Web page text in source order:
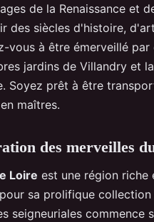
de la Renaissance et
des siècles d'histoire,
vous à être émerveillé
jardins de Villandry et
Soyez prêt à être
maîtres.
des merveilles
Loire est une région riche
sa prolifique
seigneuriales commence